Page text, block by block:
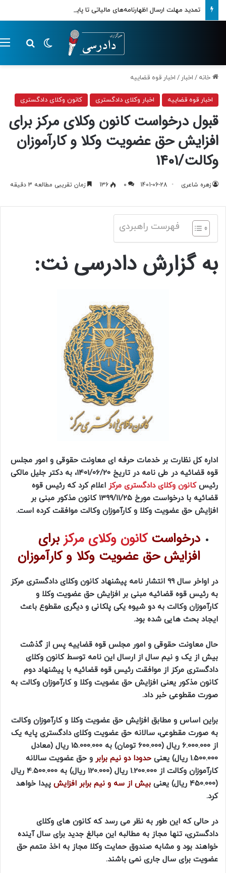
تمدید مهلت ارسال اظهارنامه‌های مالیاتی تا پایان تابستان 1405
تغییر پوسته
خانه / اخبار / اخبار قوه قضاییه
اخبار قوه قضاییه اخبار وکلای دادگستری کانون وکلای دادگستری
قبول درخواست کانون وکلای مرکز برای
افزایش حق عضویت وکلا و کارآموزان
وکالت/1401
زهره شاعری 1401-06-28
0
136 زمان تقریبی مطالعه 3 دقیقه
فهرست راهبردی
به گزارش دادرسی نت:
اداره کل نظارت بر خدمات حرفه ای معاونت حقوقی و امور مجلس
قوه قضائیه در طی نامه در تاریخ 1401/06/20، به دکتر جلیل مالکی
رئیسکانون وکلای دادگستری مرکز اعلام کرد که رئیس قوه
قضائیه با درخواست مورخ ۱۳۹۹/۱۱/۲۵ کانون مذکور مبنی بر
افزایش حق عضویت وکلا و کارآموزان وکالت موافقت کرده است.
درخواستکانون وکلای مرکز برای
افزایش حق عضویت وکلا و کارآموزان
در اواخر سال 99 انتشار نامه پیشنهاد کانون وکلای دادگستری مرکز
به رئیس قوه قضائیه مبنی بر افزایش حق عضویت وکلا و
کارآموزان وکالت به دو شیوه یکی پلکانی و دیگری مقطوع باعث
ایجاد بحث هایی شده بود.
حال معاونت حقوقی و امور مجلس قوه قضاییه پس از گذشت
بیش از یک و نیم سال از ارسال این نامه توسط کانون وکلای
دادگستری مرکز از موافقت رئیس قوه قضائیه با پیشنهاد دوم
کانون مذکور یعنی افزایش حق عضویت وکلا و کارآموزان وکالت به
صورت مقطوعی خبر داد.
براین اساس و مطابق افزایش حق عضویت وکلا و کارآموزان وکالت
به صورت مقطوعی، سالانه حق عضویت وکلای دادگستری پایه یک
از 6.000.000 ریال (600.000 تومان) به 15.000.000 ریال (معادل
1.500.000 ریال) یعنی
حدودا دو نیم برابر و حق عضویت سالانه
کارآموزان وکالت از 1.200.000 ریال (120.000 ریال) به 4.500.000 ریال
(450.000 ریال) یعنی
بیش از سه و نیم برابر افزایش پیدا خواهد
کرد.
در حالی که این طور به نظر می رسد که کانون های وکلای
دادگستری، تنها مجاز به مطالبه این مبالغ جدید برای سال آینده
خواهند بود و مشابه صندوق حمایت وکلا مجاز به اخذ متمم حق
عضویت برای سال جاری نمی باشند.